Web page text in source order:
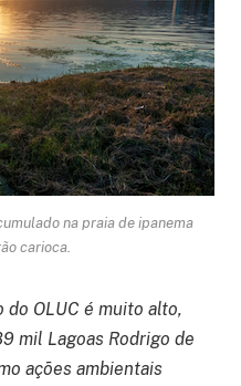
na praia de ipanema
carioca.
do OLUC é muito alto,
mil Lagoas Rodrigo de
ações ambientais